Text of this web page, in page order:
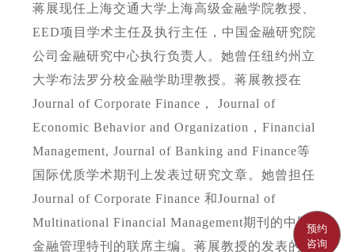
蒋展现任上海交通大学上海高级金融学院教授、
EED项目学术主任及执行主任，中国金融研究院
公司金融研究中心执行负责人。她曾任纽约州立
大学布法罗分校金融学助理教授。蒋展教授在
Journal of Corporate Finance， Journal of
Economic Behavior and Organization，Financial
Management, Journal of Banking and Finance等
国际优质学术期刊上发表过研究文章。她曾担任
Journal of Corporate Finance 和Journal of
Multinational Financial Management期刊的中国
金融管理特刊的联席主编。蒋展教授的发表的文
预约
咨询